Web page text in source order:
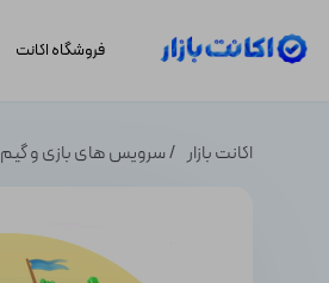
فروشگاه اکانت
اکانت بازار سرویس های بازی و گیم